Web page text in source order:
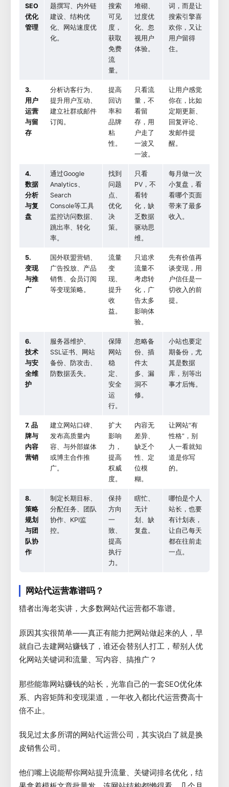
SEO
优化
管理
题撰写、内外链
建设、结构优
化、网站速度优
化。
搜索
可见
度，
获取
免费
流
量。
堆砌、
过度优
化、忽
视用户
体验。
词，而是让
搜索引擎喜
欢你，又让
用户留得
住。
3.
用户
运营
与留
存
分析访客行为、
提升用户互动、
建立社群或邮件
订阅。
提高
回访
率和
品牌
粘
性。
只看流
量，不
看留
存，用
户走了
一波又
一波。
让用户感觉
你在，比如
定期更新、
回复评论、
发邮件提
醒。
4.
数据
分析
与复
盘
通过Google
Analytics、
Search
Console等工具
监控访问数据、
跳出率、转化
率。
找到
问题
点、
优化
决
策。
只看
PV，不
看转
化，缺
乏数据
驱动思
维。
每月做一次
小复盘，看
看哪个页面
带来了最多
收入。
5.
变现
与推
广
国外联盟营销、
广告投放、产品
销售、会员订阅
等变现策略。
流量
变
现、
提升
收
益。
只追求
流量不
考虑转
化，广
告太多
影响体
验。
先有价值再
谈变现，用
户信任是一
切收入的前
提。
6.
技术
与安
全维
护
服务器维护、
SSL证书、网站
备份、防攻击、
防数据丢失。
保障
网站
稳
定、
安全
运
行。
忽略备
份、插
件太
多、漏
洞不
修。
小站也要定
期备份，尤
其是数据
库，别等出
事才后悔。
7. 品
牌与
内容
营销
建立网站口碑、
发布高质量内
容、与外部媒体
或博主合作推
广。
扩大
影响
力，
提高
权威
度。
内容无
差异、
缺乏个
性、定
位模
糊。
让网站“有
性格”，别
人一看就知
道是你写
的。
8.
策略
规划
与团
队协
作
制定长期目标、
分配任务、团队
协作、KPI监
控。
保持
方向
一
致、
提高
执行
力。
瞎忙、
无计
划、缺
复盘。
哪怕是个人
站长，也要
有计划表，
让自己每天
都在往前走
一点。
网站代运营靠谱吗？
猎者出海老实讲，大多数网站代运营都不靠谱。
原因其实很简单——真正有能力把网站做起来的人，早
就自己去建网站赚钱了，谁还会替别人打工，帮别人优
化网站关键词和流量、写内容、搞推广？
那些能靠网站赚钱的站长，光靠自己的一套SEO优化体
系、内容矩阵和变现渠道，一年收入都比代运营费高十
倍不止。
我见过太多所谓的网站代运营公司，其实说白了就是换
皮销售公司。
他们嘴上说能帮你网站提升流量、关键词排名优化，结